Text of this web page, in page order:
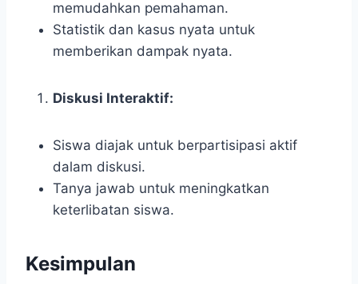
memudahkan pemahaman.
Statistik dan kasus nyata untuk
memberikan dampak nyata.
Diskusi Interaktif:
Siswa diajak untuk berpartisipasi aktif
dalam diskusi.
Tanya jawab untuk meningkatkan
keterlibatan siswa.
Kesimpulan